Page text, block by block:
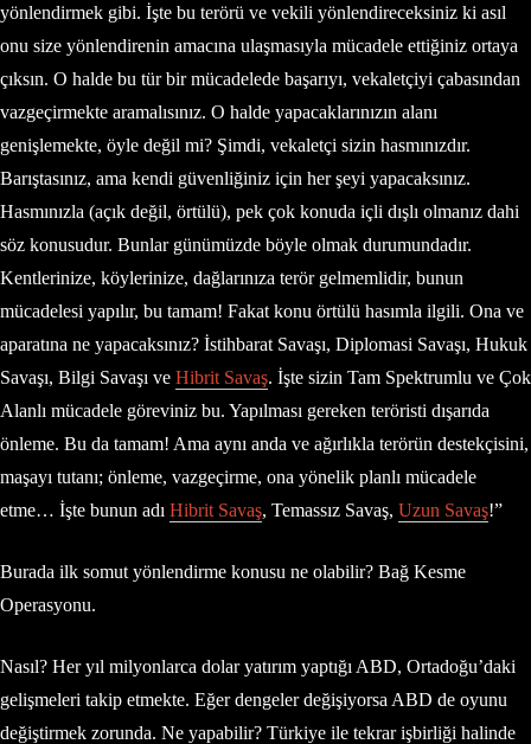
yönlendirmek gibi. İşte bu terörü ve vekili yönlendireceksiniz ki asıl
onu size yönlendirenin amacına ulaşmasıyla mücadele ettiğiniz ortaya
çıksın. O halde bu tür bir mücadelede başarıyı, vekaletçiyi çabasından
vazgeçirmekte aramalısınız. O halde yapacaklarınızın alanı
genişlemekte, öyle değil mi? Şimdi, vekaletçi sizin hasmınızdır.
Barıştasınız, ama kendi güvenliğiniz için her şeyi yapacaksınız.
Hasmınızla (açık değil, örtülü), pek çok konuda içli dışlı olmanız dahi
söz konusudur. Bunlar günümüzde böyle olmak durumundadır.
Kentlerinize, köylerinize, dağlarınıza terör gelmemlidir, bunun
mücadelesi yapılır, bu tamam! Fakat konu örtülü hasımla ilgili. Ona ve
aparatına ne yapacaksınız? İstihbarat Savaşı, Diplomasi Savaşı, Hukuk
Savaşı, Bilgi Savaşı ve Hibrit Savaş. İşte sizin Tam Spektrumlu ve Çok
Alanlı mücadele göreviniz bu. Yapılması gereken teröristi dışarıda
önleme. Bu da tamam! Ama aynı anda ve ağırlıkla terörün destekçisini,
maşayı tutanı; önleme, vazgeçirme, ona yönelik planlı mücadele
etme… İşte bunun adı Hibrit Savaş, Temassız Savaş, Uzun Savaş!”
Burada ilk somut yönlendirme konusu ne olabilir? Bağ Kesme
Operasyonu.
Nasıl? Her yıl milyonlarca dolar yatırım yaptığı ABD, Ortadoğu’daki
gelişmeleri takip etmekte. Eğer dengeler değişiyorsa ABD de oyunu
değiştirmek zorunda. Ne yapabilir? Türkiye ile tekrar işbirliği halinde